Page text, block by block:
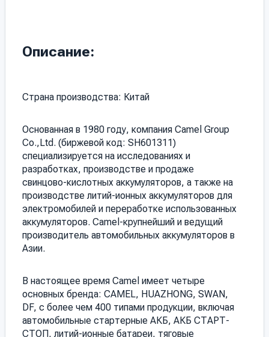
Описание:
Страна производства: Китай
Основанная в 1980 году, компания Camel Group
Co.,Ltd. (биржевой код: SH601311)
специализируется на исследованиях и
разработках, производстве и продаже
свинцово-кислотных аккумуляторов, а также на
производстве литий-ионных аккумуляторов для
электромобилей и переработке использованных
аккумуляторов. Camel-крупнейший и ведущий
производитель автомобильных аккумуляторов в
Азии.
В настоящее время Camel имеет четыре
основных бренда: CAMEL, HUAZHONG, SWAN,
DF, с более чем 400 типами продукции, включая
автомобильные стартерные АКБ, АКБ СТАРТ-
СТОП, литий-ионные батареи, тяговые